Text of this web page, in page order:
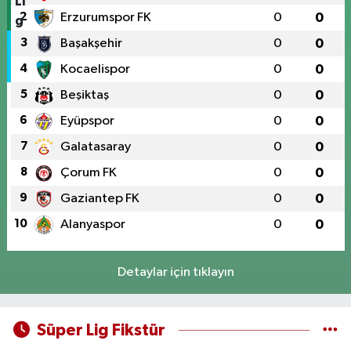
2 Erzurumspor FK 0 0
3 Başakşehir 0 0
4 Kocaelispor 0 0
5 Beşiktaş 0 0
6 Eyüpspor 0 0
7 Galatasaray 0 0
8 Çorum FK 0 0
9 Gaziantep FK 0 0
10 Alanyaspor 0 0
Detaylar için tıklayın
Süper Lig Fikstür